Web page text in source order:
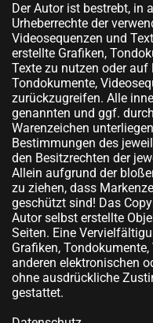
Der Autor ist bestrebt, in
Urheberrechte der
Videosequenzen und
erstellte Grafiken,
Texte zu nutzen oder auf
Tondokumente,
zurückzugreifen. Alle
genannten und ggf.
Warenzeichen
Bestimmungen des
den Besitzrechten der
Allein aufgrund der
zu ziehen, dass
geschützt sind! Das
Autor selbst erstellte
Seiten. Eine
Grafiken,
anderen elektronischen
ohne ausdrückliche
gestattet.